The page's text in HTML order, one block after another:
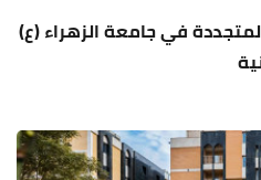
في جامعة الزهراء (ع)